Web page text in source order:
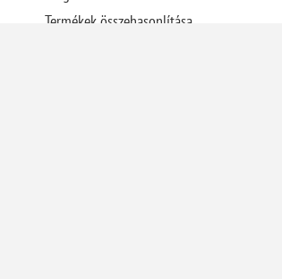
Termékek összehasonlítása